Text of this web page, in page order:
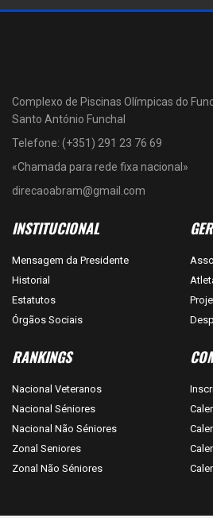
Complexo de Piscinas Olímpicas do
Santo António Funchal
Telefone: (+351) 291 23 76 69
«Chamada para rede fixa nacional»
direcaoabram@gmail.com
INSTITUCIONAL
Mensagem da Presidente
Historial
Estatutos
Órgãos Sociais
RANKINGS
Nacional Veteranos
Nacional Séniores
Nacional Não Séniores
Zonal Seniores
Zonal Não Séniores